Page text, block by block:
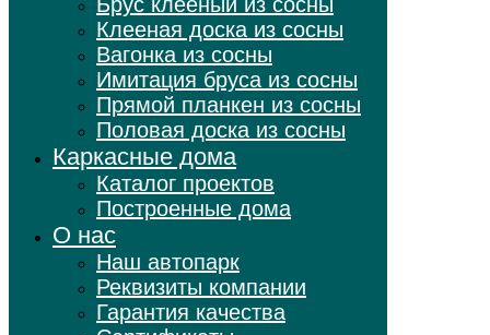
Клееная доска из сосны
Вагонка из сосны
Имитация бруса из сосны
Прямой планкен из сосны
Половая доска из сосны
Каркасные дома
Каталог проектов
Построенные дома
О нас
Наш автопарк
Реквизиты компании
Гарантия качества